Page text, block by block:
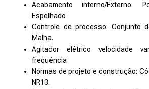
Acabamento interno/Externo:
Espelhado
Controle de processo: Conjunto
Malha.
Agitador elétrico velocidade
frequência
Normas de projeto e construção:
NR13.